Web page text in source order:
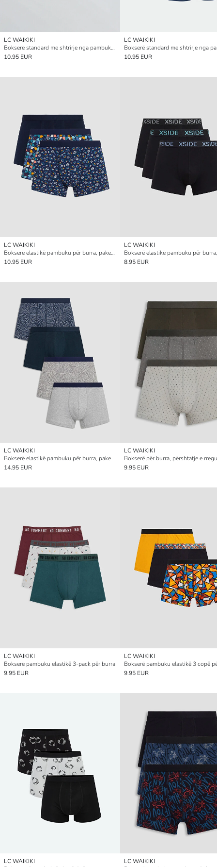
LC WAIKIKI
Bokserë standard me shtrirje nga pambuku, paketim 3 copë
10.95 EUR
LC WAIKIKI
10.95 EUR
LC WAIKIKI
Bokserë elastikë pambuku për burra, paketim 3 copë
10.95 EUR
LC WAIKIKI
8.95 EUR
LC WAIKIKI
Bokserë elastikë pambuku për burra, paketim me 4 copë
14.95 EUR
LC WAIKIKI
9.95 EUR
LC WAIKIKI
Bokserë pambuku elastikë 3-pack për burra
9.95 EUR
LC WAIKIKI
Bokserë pambuku elastikë 3 copë
9.95 EUR
LC WAIKIKI
LC WAIKIKI